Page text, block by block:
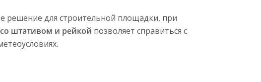
решение для строительной площадки, при
штативом и рейкой позволяет справиться с